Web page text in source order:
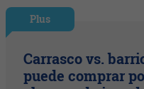
Plus
Carrasco vs.
puede comprar